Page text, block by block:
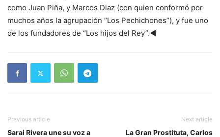
como Juan Piña, y Marcos Diaz (con quien conformó por
muchos años la agrupación “Los Pechichones”), y fue uno
de los fundadores de “Los hijos del Rey”.◄
Previous article
Sarai Rivera une su voz a
Next article
La Gran Prostituta, Carlos